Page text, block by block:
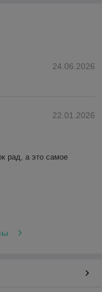
24.06.2026
22.01.2026
рад, а это самое